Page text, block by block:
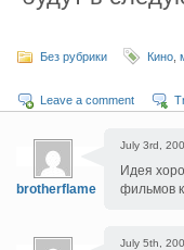
Без рубрики Кино
Leave a comment
brotherflame
July 3rd,
Идея
фильмов
July 5th,